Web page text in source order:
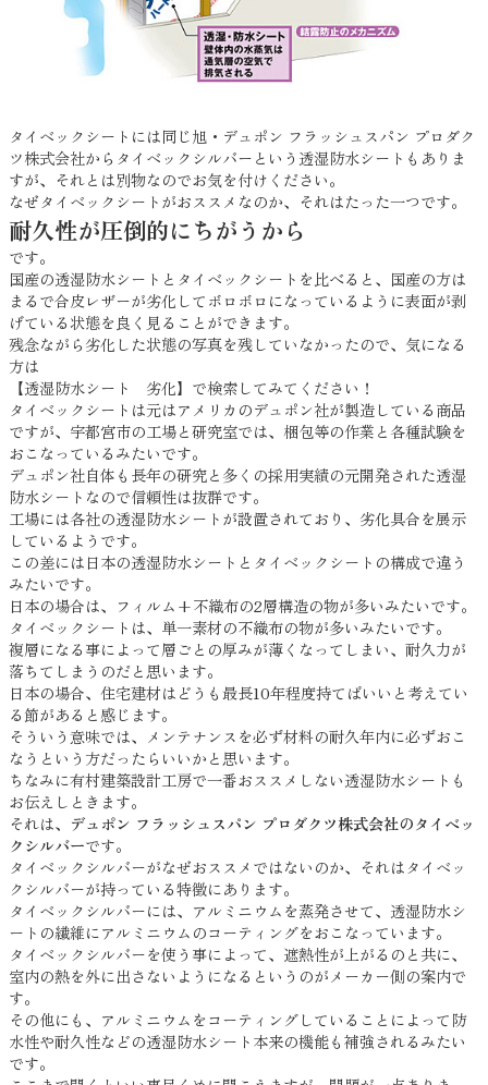
タイベックシートには同じ旭・デュポン フラッシュスパン プロダク
ツ株式会社からタイベックシルバーという透湿防水シートもありま
すが、それとは別物なのでお気を付けください。
なぜタイベックシートがおススメなのか、それはたった一つです。
耐久性が圧倒的にちがうから
です。
国産の透湿防水シートとタイベックシートを比べると、国産の方は
まるで合皮レザーが劣化してボロボロになっているように表面が剥
げている状態を良く見ることができます。
残念ながら劣化した状態の写真を残していなかったので、気になる
方は
【透湿防水シート 劣化】で検索してみてください！
タイベックシートは元はアメリカのデュポン社が製造している商品
ですが、宇都宮市の工場と研究室では、梱包等の作業と各種試験を
おこなっているみたいです。
デュポン社自体も長年の研究と多くの採用実績の元開発された透湿
防水シートなので信頼性は抜群です。
工場には各社の透湿防水シートが設置されており、劣化具合を展示
しているようです。
この差には日本の透湿防水シートとタイベックシートの構成で違う
みたいです。
日本の場合は、フィルム+不織布の2層構造の物が多いみたいです。
タイベックシートは、単一素材の不織布の物が多いみたいです。
複層になる事によって層ごとの厚みが薄くなってしまい、耐久力が
落ちてしまうのだと思います。
日本の場合、住宅建材はどうも最長10年程度持てばいいと考えてい
る節があると感じます。
そういう意味では、メンテナンスを必ず材料の耐久年内に必ずおこ
なうという方だったらいいかと思います。
ちなみに有村建築設計工房で一番おススメしない透湿防水シートも
お伝えしときます。
それは、 デュポン フラッシュスパン プロダクツ株式会社のタイベッ
クシルバーです。
タイベックシルバーがなぜおススメではないのか、それはタイベッ
クシルバーが持っている特徴にあります。
タイベックシルバーには、アルミニウムを蒸発させて、透湿防水シ
ートの繊維にアルミニウムのコーティングをおこなっています。
タイベックシルバーを使う事によって、遮熱性が上がるのと共に、
室内の熱を外に出さないようになるというのがメーカー側の案内で
す。
その他にも、アルミニウムをコーティングしていることによって防
水性や耐久性などの透湿防水シート本来の機能も補強されるみたい
です。